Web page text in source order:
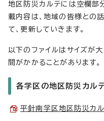
地区防災カルテには空欄部
載内容は、地域の皆様との
て、更新していきます。
以下のファイルはサイズが
間がかかることがあります。
各学区の地区防災カル
平針南学区地区防災カ